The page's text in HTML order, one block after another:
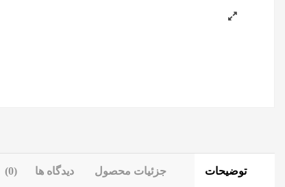
توضیحات جزئیات محصول دیدگاه ها (0)